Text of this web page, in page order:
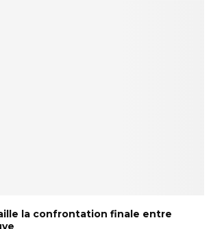
la confrontation finale entre